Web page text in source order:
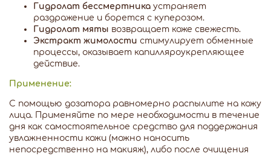
Гидролат бессмертника устраняет
раздражение и борется с куперозом.
Гидролат мяты возвращает коже свежесть.
Экстракт жимолости стимулирует обменные
процессы, оказывает капилляроукрепляющее
действие.
Применение:
С помощью дозатора равномерно распылите на кожу
лица. Применяйте по мере необходимости в течение
дня как самостоятельное средство для поддержания
увлажненности кожи (можно наносить
непосредственно на макияж), либо после очищения